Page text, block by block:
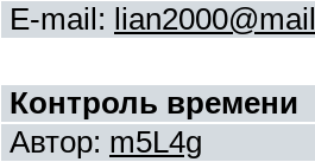
E-mail:
Контроль времени
Автор: m5L4g